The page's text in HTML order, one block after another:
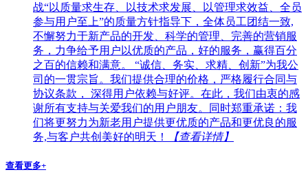
战“以质量求生存、以技术求发展、以管理求效益、全员
参与用户至上”的质量方针指导下，全体员工团结一致,
不懈努力于新产品的开发、科学的管理、完善的营销服
务，力争给予用户以优质的产品，好的服务，赢得百分
之百的信赖和满意。 “诚信、务实、求精、创新”为我公
司的一贯宗旨。我们提供合理的价格，严格履行合同与
协议条款， 深得用户依赖与好评。在此，我们由衷的感
谢所有支持与关爱我们的用户朋友。同时郑重承诺：我
们将更努力为新老用户提供更优质的产品和更优良的服
务,与客户共创美好的明天！
【查看详情】
查看更多+